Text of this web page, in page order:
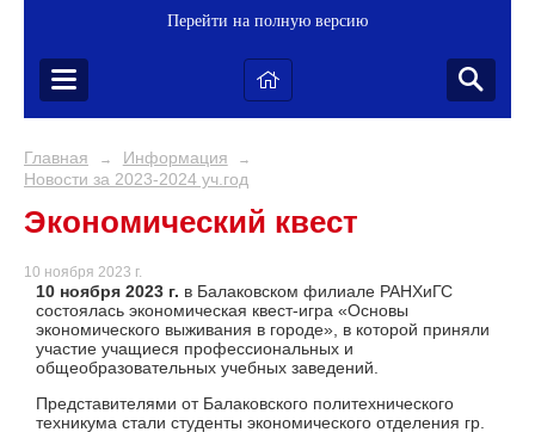
Перейти на полную версию
Главная → Информация →
Новости за 2023-2024 уч.год
Экономический квест
10 ноября 2023 г.
10 ноября 2023 г. в Балаковском филиале РАНХиГС
состоялась экономическая квест-игра «Основы
экономического выживания в городе», в которой приняли
участие учащиеся профессиональных и
общеобразовательных учебных заведений.
Представителями от Балаковского политехнического
техникума стали студенты экономического отделения гр.